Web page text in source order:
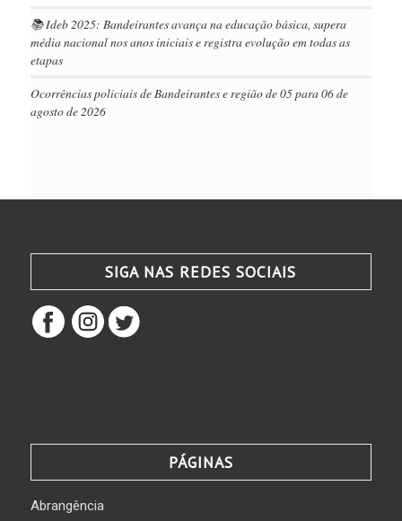
📚 Ideb 2025: Bandeirantes avança na educação básica, supera
média nacional nos anos iniciais e registra evolução em todas as
etapas
Ocorrências policiais de Bandeirantes e região de 05 para 06 de
agosto de 2026
SIGA NAS REDES SOCIAIS
PÁGINAS
Abrangência